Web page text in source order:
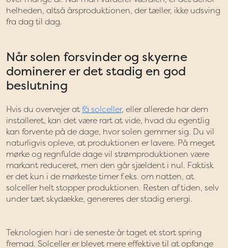
helheden, altså årsproduktionen, der tæller, ikke udsving
fra dag til dag.
Når solen forsvinder og skyerne
dominerer er det stadig en god
beslutning
Hvis du overvejer at få solceller, eller allerede har dem
installeret, kan det være rart at vide, hvad du egentlig
kan forvente på de dage, hvor solen gemmer sig. Du vil
naturligvis opleve, at produktionen er lavere. På meget
mørke og regnfulde dage vil strømproduktionen være
markant reduceret, men den går sjældent i nul. Faktisk
er det kun i de mørkeste timer f.eks. om natten, at
solceller helt stopper produktionen. Resten af tiden, selv
under tæt skydække, genereres der stadig energi.
Teknologien har i de seneste år taget et stort spring
fremad. Solceller er blevet mere effektive til at opfange